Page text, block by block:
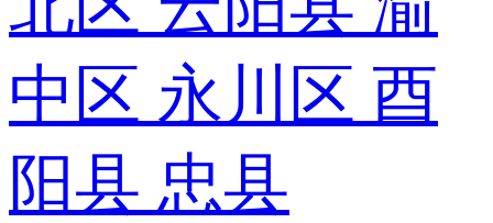
中区 永川区 酉
阳县 忠县